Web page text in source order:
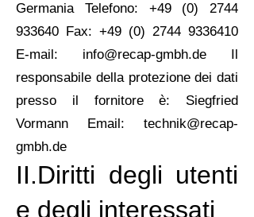
Germania Telefono: +49 (0) 2744
933640 Fax: +49 (0) 2744 9336410
E-mail: info@recap-gmbh.de Il
responsabile della protezione dei dati
presso il fornitore è: Siegfried
Vormann Email: technik@recap-
gmbh.de
II.Diritti degli utenti
e degli interessati